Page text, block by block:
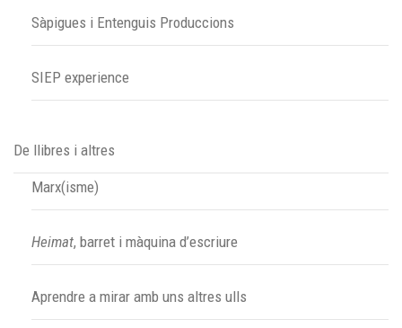
Sàpigues i Entenguis Produccions
SIEP experience
De llibres i altres
Marx(isme)
Heimat, barret i màquina d’escriure
Aprendre a mirar amb uns altres ulls